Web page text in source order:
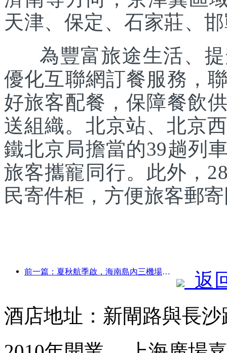
天津、保定、石家莊、
為豐富旅途生活、提
優化互聯網訂餐服務，
好旅客配餐，保障餐飲
送組織。北京站、北京
鐵北京局擔當的39趟列
旅客攜寵同行。此外，
民寄件柜，方便旅客郵
前一篇：夏秋航季啟，海南島內三機場新增41個通航點
返
酒店地址：新閘路與長